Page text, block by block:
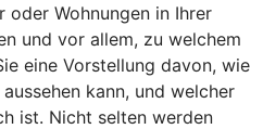
oder Wohnungen in Ihrer
und vor allem, zu welchem
eine Vorstellung davon, wie
kann, und welcher
ist. Nicht selten werden